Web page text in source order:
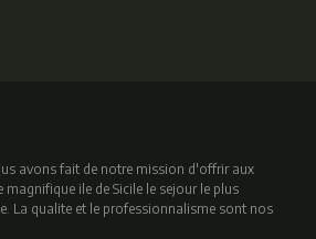
avons fait de notre mission d'offrir aux
magnifique ile de Sicile le sejour le plus
La qualite et le professionnalisme sont nos